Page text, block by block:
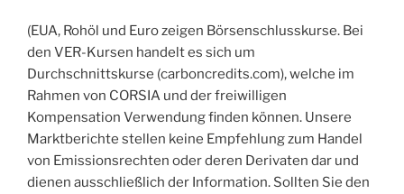
(EUA, Rohöl und Euro zeigen Börsenschlusskurse. Bei
den VER-Kursen handelt es sich um
Durchschnittskurse (carboncredits.com), welche im
Rahmen von CORSIA und der freiwilligen
Kompensation Verwendung finden können. Unsere
Marktberichte stellen keine Empfehlung zum Handel
von Emissionsrechten oder deren Derivaten dar und
dienen ausschließlich der Information. Sollten Sie den